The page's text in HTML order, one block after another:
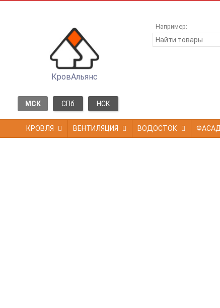
КровАльянс
МСК СПб НСК
Например:
КРОВЛЯ ВЕНТИЛЯЦИЯ ВОДОСТОК ФАСАД